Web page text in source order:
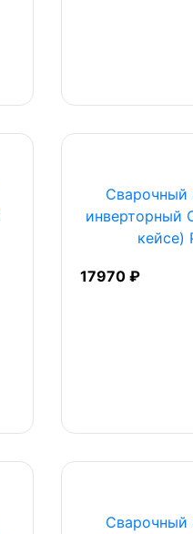
Сварочный
инверторный
кейсе)
17970 ₽
Сварочный